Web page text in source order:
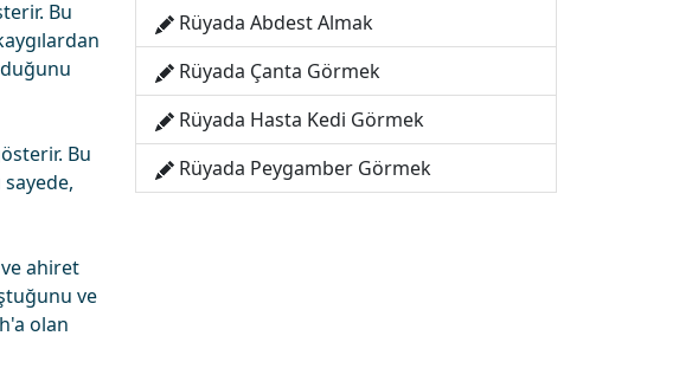
Bu
Bu
ahiret
ve
olan
Rüyada Abdest Almak
Rüyada Çanta Görmek
Rüyada Hasta Kedi Görmek
Rüyada Peygamber Görmek